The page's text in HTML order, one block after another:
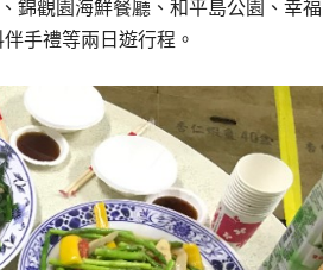
錦觀園海鮮餐廳、和平島公園、幸福
手禮等兩日遊行程。